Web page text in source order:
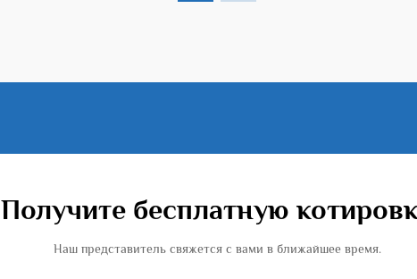
Получите бесплатную
Наш представитель свяжется с вами в ближайшее время.